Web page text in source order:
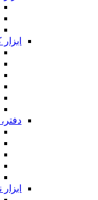
خط کش و
ماشین
متر فانتزی
ابزار کاردستی
کاتر فانتزی
قیچی
بوک مارک
برچسب
استیک نوت
دفتر، کاغذ، مقوا
دفتر فانتزی
دفتر پلنر
دفترچه
پوشه و کاور
کارت پستال
ابزار نقاشی